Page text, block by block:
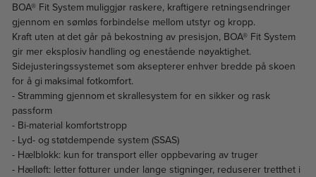
BOA® Fit System muliggjør raskere, kraftigere retningsendringer
gjennom en sømløs forbindelse mellom utstyr og kropp.
Kraft uten at det går på bekostning av presisjon, BOA® Fit System
gir mer eksplosiv handling og enestående nøyaktighet.
Sidejusteringssystemet som aksepterer enhver bredde på skoen
for å gi maksimal fotkomfort.
- Stramming gjennom et skrallesystem for en sikker og rask
passform
- Bi-material komfortstropp
- Lyd- og støtdempende system (SSAS)
- Hælblokk: kun for transport eller oppbevaring av truger
- Hælløft: letter fotturer under lange stigninger, reduserer tretthet i